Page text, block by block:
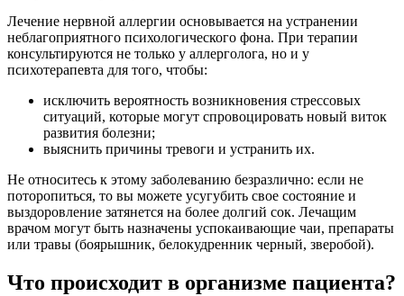
Лечение нервной аллергии основывается на устранении
неблагоприятного психологического фона. При терапии
консультируются не только у аллерголога, но и у
психотерапевта для того, чтобы:
исключить вероятность возникновения стрессовых
ситуаций, которые могут спровоцировать новый виток
развития болезни;
выяснить причины тревоги и устранить их.
Не относитесь к этому заболеванию безразлично: если не
поторопиться, то вы можете усугубить свое состояние и
выздоровление затянется на более долгий сок. Лечащим
врачом могут быть назначены успокаивающие чаи, препараты
или травы (боярышник, белокудренник черный, зверобой).
Что происходит в организме пациента?